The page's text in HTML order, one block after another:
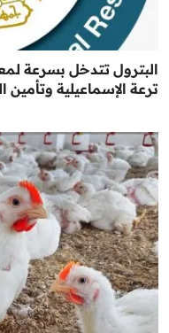
البترول تتدخل بسرعة
ترعة الإسماعيلية وتأمين